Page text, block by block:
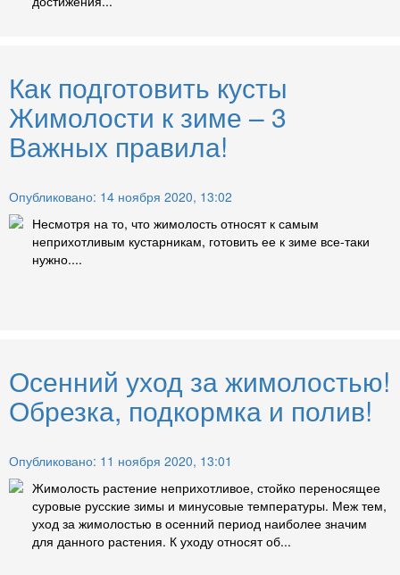
Как подготовить кусты
Жимолости к зиме – 3
Важных правила!
Опубликовано: 14 ноября 2020, 13:02
Несмотря на то, что жимолость относят к самым
неприхотливым кустарникам, готовить ее к зиме все-таки
нужно....
Осенний уход за жимолостью!
Обрезка, подкормка и полив!
Опубликовано: 11 ноября 2020, 13:01
Жимолость растение неприхотливое, стойко переносящее
суровые русские зимы и минусовые температуры. Меж тем,
уход за жимолостью в осенний период наиболее значим
для данного растения. К уходу относят об...